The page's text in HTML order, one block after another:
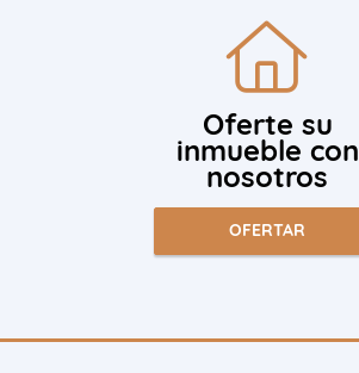
Oferte su
inmueble con
nosotros
OFERTAR